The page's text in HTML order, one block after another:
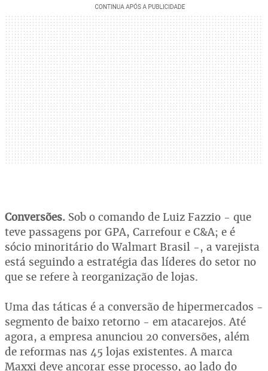
Conversões. Sob o comando de Luiz Fazzio - que
teve passagens por GPA, Carrefour e C&A; e é
sócio minoritário do Walmart Brasil -, a varejista
está seguindo a estratégia das líderes do setor no
que se refere à reorganização de lojas.
Uma das táticas é a conversão de hipermercados -
segmento de baixo retorno - em atacarejos. Até
agora, a empresa anunciou 20 conversões, além
de reformas nas 45 lojas existentes. A marca
Maxxi deve ancorar esse processo, ao lado do